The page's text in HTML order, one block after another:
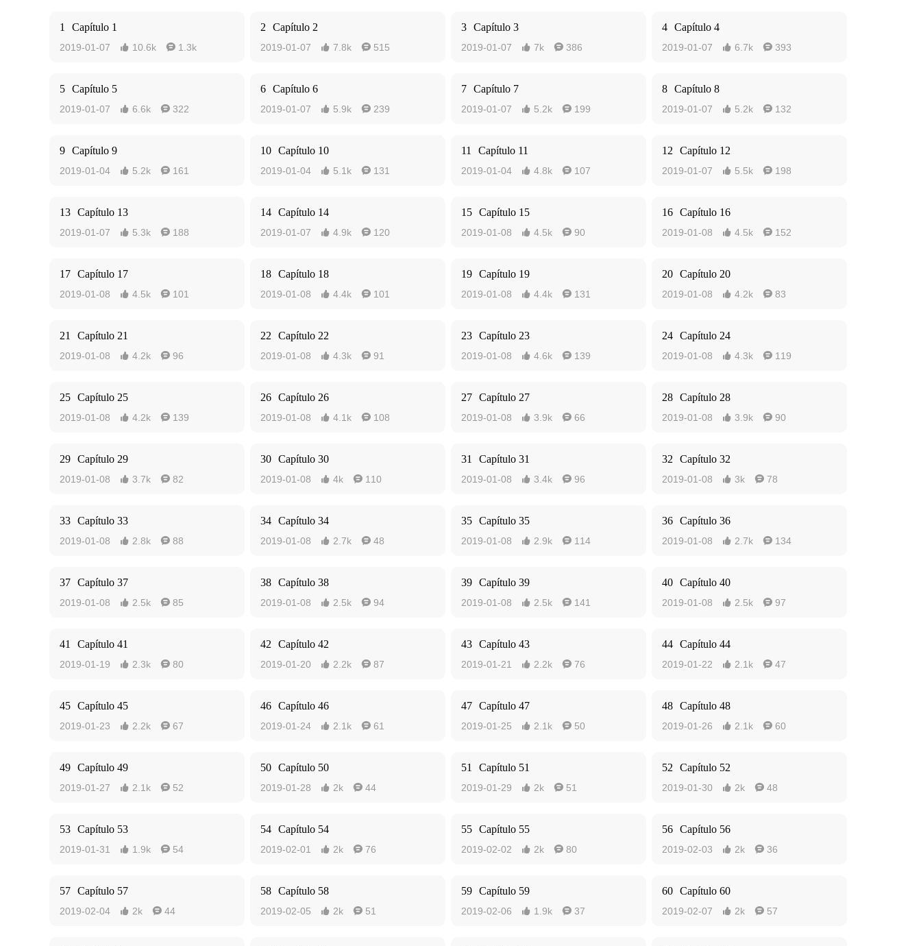
1 Capítulo 1
2019-01-07  10.6k  1.3k
2 Capítulo 2
2019-01-07  7.8k  515
3 Capítulo 3
2019-01-07  7k  386
4 Capítulo 4
2019-01-07  6.7k  393
5 Capítulo 5
2019-01-07  6.6k  322
6 Capítulo 6
2019-01-07  5.9k  239
7 Capítulo 7
2019-01-07  5.2k  199
8 Capítulo 8
2019-01-07  5.2k  132
9 Capítulo 9
2019-01-04  5.2k  161
10 Capítulo 10
2019-01-04  5.1k  131
11 Capítulo 11
2019-01-04  4.8k  107
12 Capítulo 12
2019-01-07  5.5k  198
13 Capítulo 13
2019-01-07  5.3k  188
14 Capítulo 14
2019-01-07  4.9k  120
15 Capítulo 15
2019-01-08  4.5k  90
16 Capítulo 16
2019-01-08  4.5k  152
17 Capítulo 17
2019-01-08  4.5k  101
18 Capítulo 18
2019-01-08  4.4k  101
19 Capítulo 19
2019-01-08  4.4k  131
20 Capítulo 20
2019-01-08  4.2k  83
21 Capítulo 21
2019-01-08  4.2k  96
22 Capítulo 22
2019-01-08  4.3k  91
23 Capítulo 23
2019-01-08  4.6k  139
24 Capítulo 24
2019-01-08  4.3k  119
25 Capítulo 25
2019-01-08  4.2k  139
26 Capítulo 26
2019-01-08  4.1k  108
27 Capítulo 27
2019-01-08  3.9k  66
28 Capítulo 28
2019-01-08  3.9k  90
29 Capítulo 29
2019-01-08  3.7k  82
30 Capítulo 30
2019-01-08  4k  110
31 Capítulo 31
2019-01-08  3.4k  96
32 Capítulo 32
2019-01-08  3k  78
33 Capítulo 33
2019-01-08  2.8k  88
34 Capítulo 34
2019-01-08  2.7k  48
35 Capítulo 35
2019-01-08  2.9k  114
36 Capítulo 36
2019-01-08  2.7k  134
37 Capítulo 37
2019-01-08  2.5k  85
38 Capítulo 38
2019-01-08  2.5k  94
39 Capítulo 39
2019-01-08  2.5k  141
40 Capítulo 40
2019-01-08  2.5k  97
41 Capítulo 41
2019-01-19  2.3k  80
42 Capítulo 42
2019-01-20  2.2k  87
43 Capítulo 43
2019-01-21  2.2k  76
44 Capítulo 44
2019-01-22  2.1k  47
45 Capítulo 45
2019-01-23  2.2k  67
46 Capítulo 46
2019-01-24  2.1k  61
47 Capítulo 47
2019-01-25  2.1k  50
48 Capítulo 48
2019-01-26  2.1k  60
49 Capítulo 49
2019-01-27  2.1k  52
50 Capítulo 50
2019-01-28  2k  44
51 Capítulo 51
2019-01-29  2k  51
52 Capítulo 52
2019-01-30  2k  48
53 Capítulo 53
2019-01-31  1.9k  54
54 Capítulo 54
2019-02-01  2k  76
55 Capítulo 55
2019-02-02  2k  80
56 Capítulo 56
2019-02-03  2k  36
57 Capítulo 57
2019-02-04  2k  44
58 Capítulo 58
2019-02-05  2k  51
59 Capítulo 59
2019-02-06  1.9k  37
60 Capítulo 60
2019-02-07  2k  57